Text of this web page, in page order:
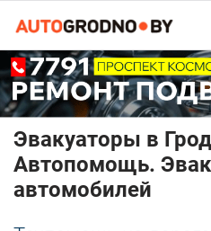
Эвакуаторы в
Автопомощь.
автомобилей